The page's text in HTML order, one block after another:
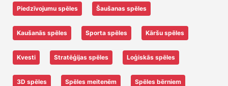
Piedzīvojumu spēles Šaušanas spēles
Kaušanās spēles Sporta spēles Kāršu spēles
Kvesti Stratēģijas spēles Loģiskās spēles
3D spēles Spēles meitenēm Spēles bērniem